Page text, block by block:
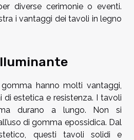
diverse cerimonie o eventi.
i vantaggi dei tavoli in legno
hanno molti vantaggi,
di estetica e resistenza. I tavoli
durano a lungo. Non si
di gomma epossidica. Dal
questi tavoli solidi e